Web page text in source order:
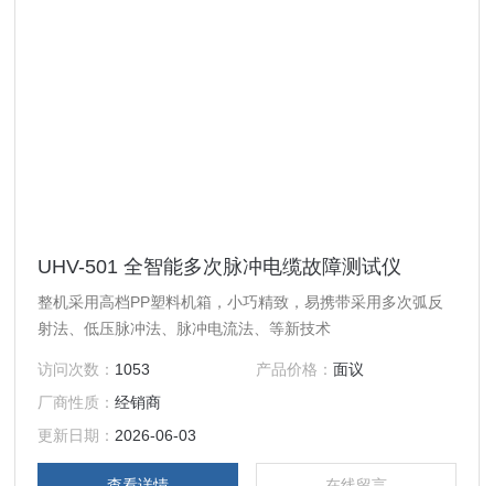
UHV-501 全智能多次脉冲电缆故障测试仪
整机采用高档PP塑料机箱，小巧精致，易携带采用多次弧反
射法、低压脉冲法、脉冲电流法、等新技术
访问次数： 1053 产品价格： 面议
厂商性质：经销商
更新日期： 2026-06-03